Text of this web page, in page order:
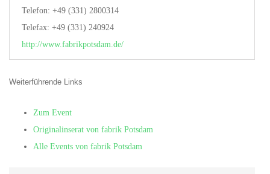
Telefon: +49 (331) 2800314
Telefax: +49 (331) 240924
http://www.fabrikpotsdam.de/
Weiterführende Links
Zum Event
Originalinserat von fabrik Potsdam
Alle Events von fabrik Potsdam